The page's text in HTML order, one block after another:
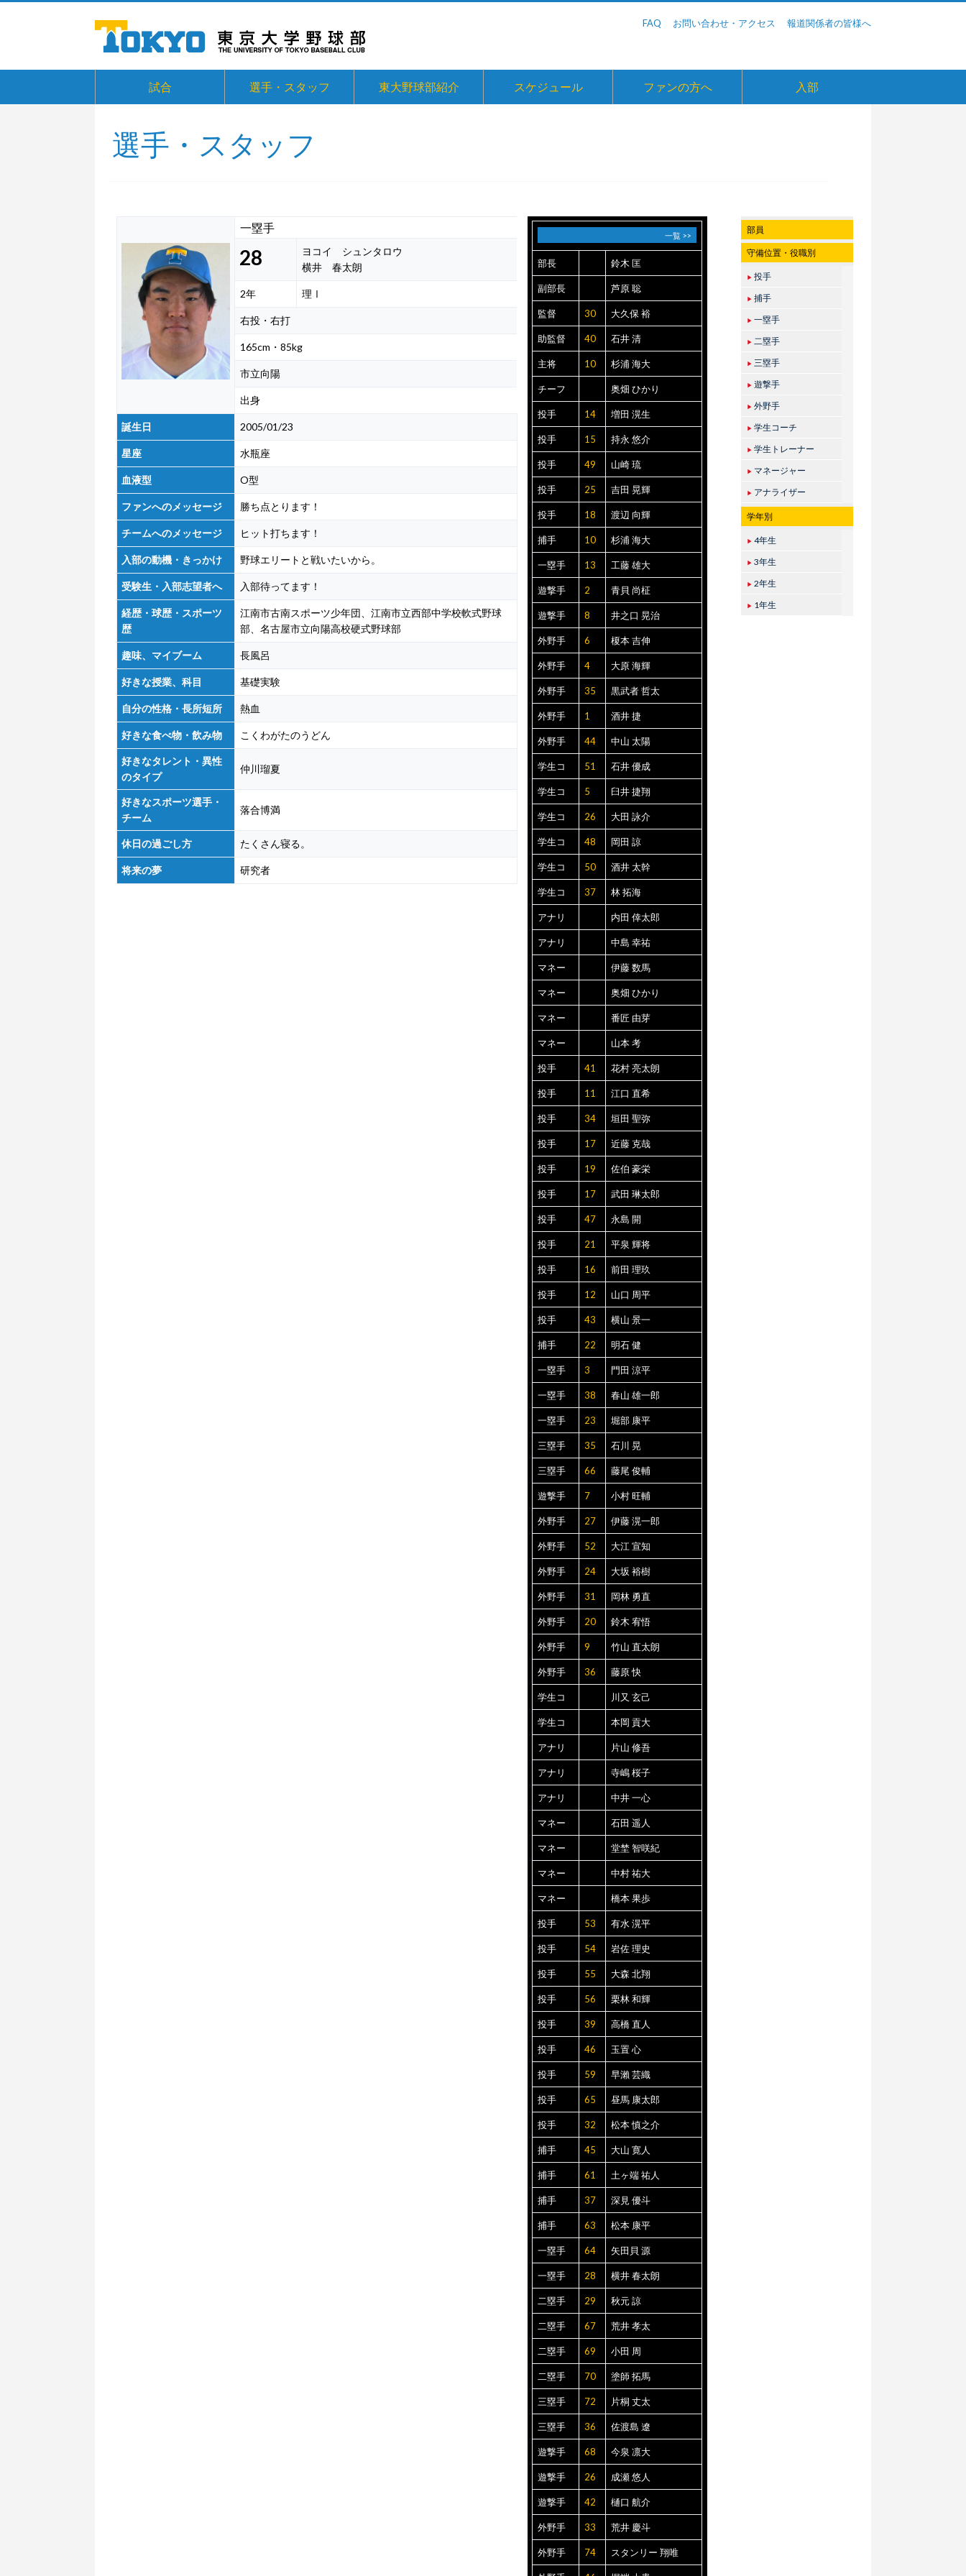
FAQ お問い合わせ・アクセス 報道関係者の皆様へ
試合 選手・スタッフ 東大野球部紹介 スケジュール ファンの方へ 入部
選手・スタッフ
一塁手
28
ヨコイ シュンタロウ
横井 春太朗
2年 理Ⅰ
右投・右打
165cm・85kg
市立向陽
出身
誕生日 2005/01/23
星座 水瓶座
血液型 O型
ファンへのメッセージ 勝ち点とります！
チームへのメッセージ ヒット打ちます！
入部の動機・きっかけ 野球エリートと戦いたいから。
受験生・入部志望者へ 入部待ってます！
経歴・球歴・スポーツ
歴
江南市古南スポーツ少年団、江南市立西部中学校軟式野球
部、名古屋市立向陽高校硬式野球部
趣味、マイブーム 長風呂
好きな授業、科目 基礎実験
自分の性格・長所短所 熱血
好きな食べ物・飲み物 こくわがたのうどん
好きなタレント・異性
のタイプ
仲川瑠夏
好きなスポーツ選手・
チーム
落合博満
休日の過ごし方 たくさん寝る。
将来の夢 研究者
一覧 >>
部長 鈴木 匡
副部長 芦原 聡
監督 30 大久保 裕
助監督 40 石井 清
主将 10 杉浦 海大
チーフ 奥畑 ひかり
投手 14 増田 滉生
投手 15 持永 悠介
投手 49 山崎 琉
投手 25 吉田 晃輝
投手 18 渡辺 向輝
捕手 10 杉浦 海大
一塁手 13 工藤 雄大
遊撃手 2 青貝 尚柾
遊撃手 8 井之口 晃治
外野手 6 榎本 吉伸
外野手 4 大原 海輝
外野手 35 黒武者 哲太
外野手 1 酒井 捷
外野手 44 中山 太陽
学生コ 51 石井 優成
学生コ 5 臼井 捷翔
学生コ 26 大田 詠介
学生コ 48 岡田 諒
学生コ 50 酒井 太幹
学生コ 37 林 拓海
アナリ 内田 倖太郎
アナリ 中島 幸祐
マネー 伊藤 数馬
マネー 奥畑 ひかり
マネー 番匠 由芽
マネー 山本 考
投手 41 花村 亮太朗
投手 11 江口 直希
投手 34 垣田 聖弥
投手 17 近藤 克哉
投手 19 佐伯 豪栄
投手 17 武田 琳太郎
投手 47 永島 開
投手 21 平泉 輝将
投手 16 前田 理玖
投手 12 山口 周平
投手 43 横山 景一
捕手 22 明石 健
一塁手 3 門田 涼平
一塁手 38 春山 雄一郎
一塁手 23 堀部 康平
三塁手 35 石川 晃
三塁手 66 藤尾 俊輔
遊撃手 7 小村 旺輔
外野手 27 伊藤 滉一郎
外野手 52 大江 宣知
外野手 24 大坂 裕樹
外野手 31 岡林 勇直
外野手 20 鈴木 宥悟
外野手 9 竹山 直太朗
外野手 36 藤原 快
学生コ 川又 玄己
学生コ 本岡 貢大
アナリ 片山 修吾
アナリ 寺嶋 桜子
アナリ 中井 一心
マネー 石田 遥人
マネー 堂埜 智咲紀
マネー 中村 祐大
マネー 橋本 果歩
投手 53 有水 滉平
投手 54 岩佐 理史
投手 55 大森 北翔
投手 56 栗林 和輝
投手 39 高橋 直人
投手 46 玉置 心
投手 59 早瀨 芸織
投手 65 昼馬 康太郎
投手 32 松本 慎之介
捕手 45 大山 寛人
捕手 61 土ヶ端 祐人
捕手 37 深見 優斗
捕手 63 松本 康平
一塁手 64 矢田貝 源
一塁手 28 横井 春太朗
二塁手 29 秋元 諒
二塁手 67 荒井 孝太
二塁手 69 小田 周
二塁手 70 塗師 拓馬
三塁手 72 片桐 丈太
三塁手 36 佐渡島 遼
遊撃手 68 今泉 凛大
遊撃手 26 成瀬 悠人
遊撃手 42 樋口 航介
外野手 33 荒井 慶斗
外野手 74 スタンリー 翔唯
部員
守備位置・役職別
▶ 投手
▶ 捕手
▶ 一塁手
▶ 二塁手
▶ 三塁手
▶ 遊撃手
▶ 外野手
▶ 学生コーチ
▶ 学生トレーナー
▶ マネージャー
▶ アナライザー
学年別
▶ 4年生
▶ 3年生
▶ 2年生
▶ 1年生